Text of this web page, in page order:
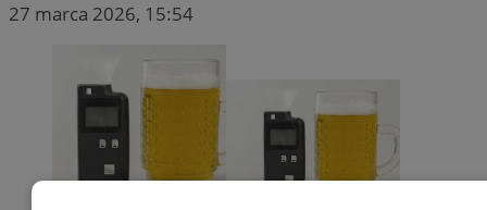
27 marca 2026, 15:54